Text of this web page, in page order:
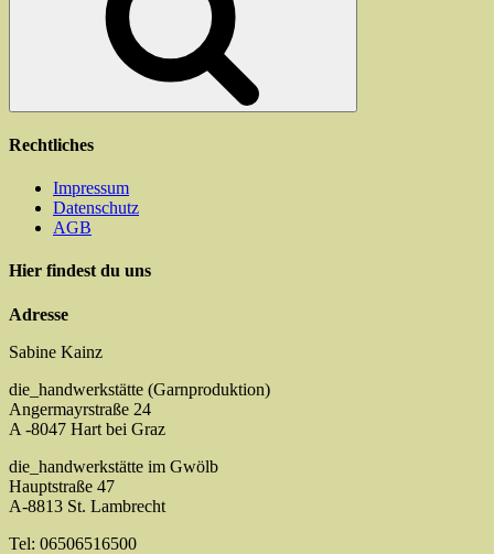
Rechtliches
Impressum
Datenschutz
AGB
Hier findest du uns
Adresse
Sabine Kainz
die_handwerkstätte (Garnproduktion)
Angermayrstraße 24
A -8047 Hart bei Graz
die_handwerkstätte im Gwölb
Hauptstraße 47
A-8813 St. Lambrecht
Tel: 06506516500